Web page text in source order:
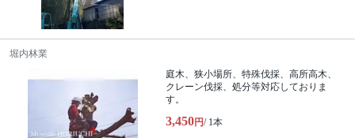
堀内林業
庭木、狭小場所、特殊伐採、高所高木、
クレーン伐採、処分等対応しておりま
す。
3,450円/ 1本